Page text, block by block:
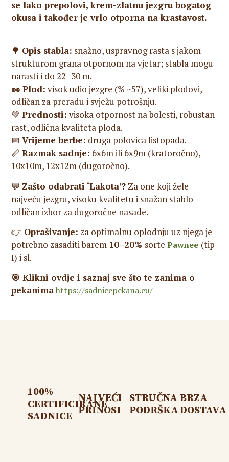
se lako prepolovi, krem-zlatnu jezgru bogatog
okusa i također je vrlo otporna na krastavost.
🌳 Opis stabla: snažno, uspravnog rasta s jakom
strukturom grana otpornom na vjetar; stabla mogu
narasti i do 22–30 m.
🥜 Plod: visok udio jezgre (% ~57), veliki plodovi,
odličan za preradu i svježu potrošnju.
💚Prednosti: visoka otpornost na bolesti, robustan
rast, odlična kvaliteta ploda.
📅Vrijeme berbe: druga polovica listopada.
📏Razmak sadnje: 6x6m ili 6x9m (kratoročno),
10x10m, 12x12m (dugoročno).
💬 Zašto odabrati ‘Lakota’? Za one koji žele
najveću jezgru, visoku kvalitetu i snažan stablo –
odličan izbor za dugoročne nasade.
👉 Oprašivanje: za optimalnu oplodnju uz njega je
potrebno zasaditi barem 10–20% sortePawnee (tip
I) i sl.
🎯 Klikni ovdje i saznaj sve što te zanima o
pekanimahttps://sadnicepekana.eu/
100%
CERTIFICIRANE
SADNICE
NAJVEĆI
PRINOSI
STRUČNA
PODRŠKA
BRZA
DOSTAVA